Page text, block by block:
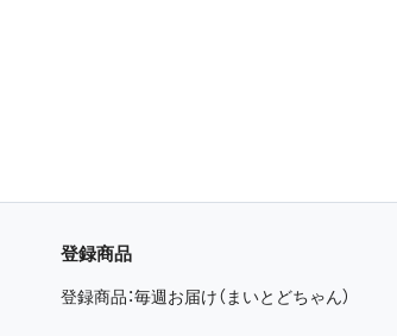
登録商品
登録商品：毎週お届け（まいとどちゃん）